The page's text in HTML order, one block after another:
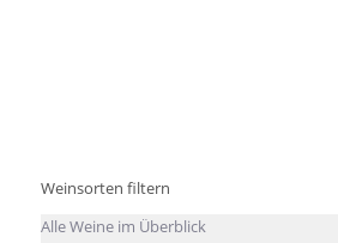
Weinsorten filtern
Alle Weine im Überblick